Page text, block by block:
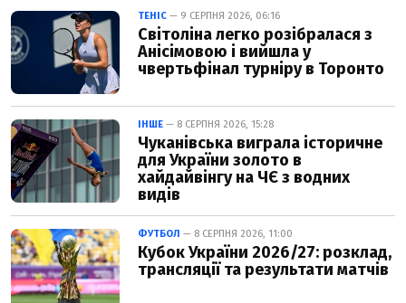
ТЕНІС — 9 СЕРПНЯ 2026, 06:16
Світоліна легко розібралася з
Анісімовою і вийшла у
чвертьфінал турніру в Торонто
ІНШЕ — 8 СЕРПНЯ 2026, 15:28
Чуканівська виграла історичне
для України золото в
хайдайвінгу на ЧЄ з водних
видів
ФУТБОЛ — 8 СЕРПНЯ 2026, 11:00
Кубок України 2026/27: розклад,
трансляції та результати матчів